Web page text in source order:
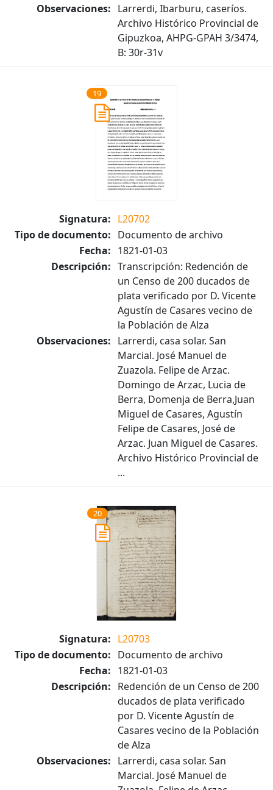
Observaciones: Larrerdi, Ibarburu, caseríos.
Archivo Histórico Provincial de
Gipuzkoa, AHPG-GPAH 3/3474,
B: 30r-31v
19
Signatura: L20702
Tipo de documento: Documento de archivo
Fecha: 1821-01-03
Descripción: Transcripción: Redención de
un Censo de 200 ducados de
plata verificado por D. Vicente
Agustín de Casares vecino de
la Población de Alza
Observaciones: Larrerdi, casa solar. San
Marcial. José Manuel de
Zuazola. Felipe de Arzac.
Domingo de Arzac, Lucia de
Berra, Domenja de Berra,Juan
Miguel de Casares, Agustín
Felipe de Casares, José de
Arzac. Juan Miguel de Casares.
Archivo Histórico Provincial de
...
20
Signatura: L20703
Tipo de documento: Documento de archivo
Fecha: 1821-01-03
Descripción: Redención de un Censo de 200
ducados de plata verificado
por D. Vicente Agustín de
Casares vecino de la Población
de Alza
Observaciones: Larrerdi, casa solar. San
Marcial. José Manuel de